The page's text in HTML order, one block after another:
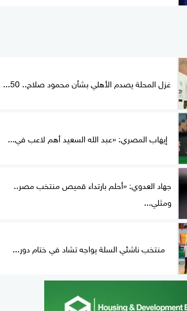
غزل المحلة يصدم الأهلي بشأن محمود صلاح.. 50...
إيهاب المصري: «عبد الله السعيد أهم لاعب في...
جهاد العدوي: «أحلم بارتداء قميص منتخب مصر..
ومثلي...
منتخب ناشئي السلة يواجه تشاد في ختام دور...